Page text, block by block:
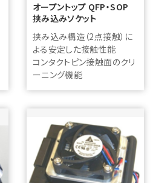
オープントップ QFP・SOP
挟み込みソケット
挟み込み構造（2点接触）に
よる安定した接触性能
コンタクトピン接触面のクリ
ーニング機能